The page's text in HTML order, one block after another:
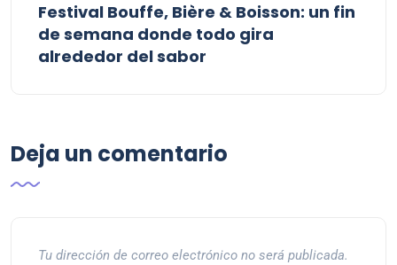
Festival Bouffe, Bière & Boisson: un fin
de semana donde todo gira
alrededor del sabor
Deja un comentario
Tu dirección de correo electrónico no será publicada.